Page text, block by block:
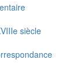
siècle